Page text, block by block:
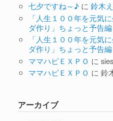
七夕ですね～♪に 鈴木
「人生１００年を元気
ダ作り」ちょっと予告編
「人生１００年を元気
ダ作り」ちょっと予告編
ママハピＥＸＰＯ に
ママハピＥＸＰＯ に 鈴
アーカイブ